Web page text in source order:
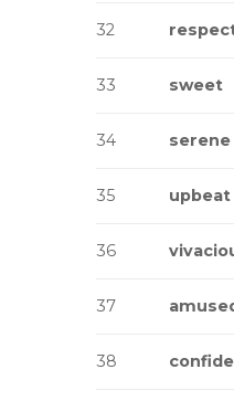
32
33 sweet
34 serene
35 upbeat
36
37
38